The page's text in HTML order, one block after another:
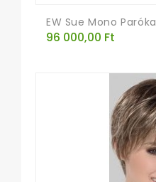
EW Sue Mono Paróka
Ár
96 000,00 Ft